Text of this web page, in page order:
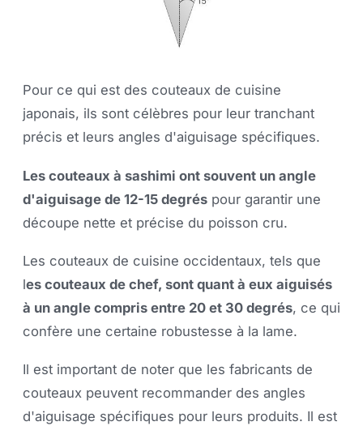
Pour ce qui est des couteaux de cuisine
japonais, ils sont célèbres pour leur tranchant
précis et leurs angles d'aiguisage spécifiques.
Les couteaux à sashimi ont souvent un angle
d'aiguisage de 12-15 degrés pour garantir une
découpe nette et précise du poisson cru.
Les couteaux de cuisine occidentaux, tels que
les couteaux de chef, sont quant à eux aiguisés
à un angle compris entre 20 et 30 degrés, ce qui
confère une certaine robustesse à la lame.
Il est important de noter que les fabricants de
couteaux peuvent recommander des angles
d'aiguisage spécifiques pour leurs produits. Il est